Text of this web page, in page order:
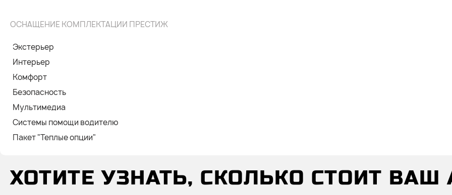
ОСНАЩЕНИЕ КОМПЛЕКТАЦИИ ПРЕСТИЖ
Экстерьер
Интерьер
Комфорт
Безопасность
Мультимедиа
Системы помощи водителю
Пакет "Теплые опции"
ХОТИТЕ УЗНАТЬ, СКОЛЬКО СТОИТ